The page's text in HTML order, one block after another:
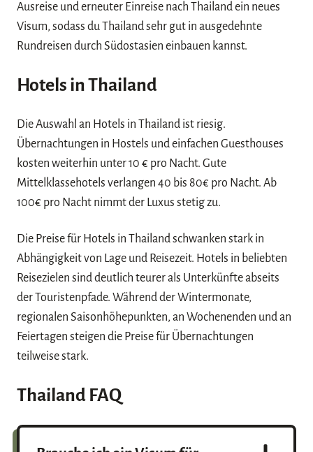
Ausreise und erneuter Einreise nach Thailand ein neues
Visum, sodass du Thailand sehr gut in ausgedehnte
Rundreisen durch Südostasien einbauen kannst.
Hotels in Thailand
Die Auswahl an Hotels in Thailand ist riesig.
Übernachtungen in Hostels und einfachen Guesthouses
kosten weiterhin unter 10 € pro Nacht. Gute
Mittelklassehotels verlangen 40 bis 80€ pro Nacht. Ab
100€ pro Nacht nimmt der Luxus stetig zu.
Die Preise für Hotels in Thailand schwanken stark in
Abhängigkeit von Lage und Reisezeit. Hotels in beliebten
Reisezielen sind deutlich teurer als Unterkünfte abseits
der Touristenpfade. Während der Wintermonate,
regionalen Saisonhöhepunkten, an Wochenenden und an
Feiertagen steigen die Preise für Übernachtungen
teilweise stark.
Thailand FAQ